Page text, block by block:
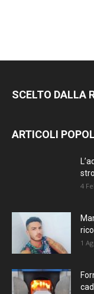
SCELTO DALLA
ARTICOLI
4
1